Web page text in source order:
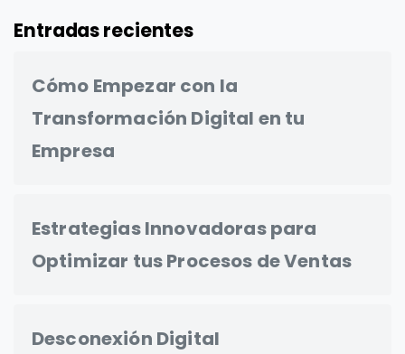
Entradas recientes
Cómo Empezar con la
Transformación Digital en tu
Empresa
Estrategias Innovadoras para
Optimizar tus Procesos de Ventas
Desconexión Digital